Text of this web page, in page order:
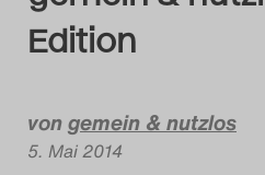
Das
Das
Edition
vongemein & nutzlos
5. Mai 2014